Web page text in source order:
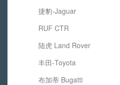
捷豹-Jaguar
RUF CTR
陆虎 Land Rover
丰田-Toyota
布加蒂 Bugatti